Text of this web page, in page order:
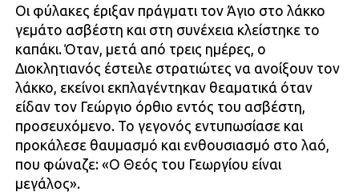
Οι φύλακες έριξαν πράγματι τον Άγιο στο λάκκο
γεμάτο ασβέστη και στη συνέχεια κλείστηκε το
καπάκι. Όταν, μετά από τρεις ημέρες, ο
Διοκλητιανός έστειλε στρατιώτες να ανοίξουν τον
λάκκο, εκείνοι εκπλαγέντηκαν θεαματικά όταν
είδαν τον Γεώργιο όρθιο εντός του ασβέστη,
προσευχόμενο. Το γεγονός εντυπωσίασε και
προκάλεσε θαυμασμό και ενθουσιασμό στο λαό,
που φώναζε: «Ο Θεός του Γεωργίου είναι
μεγάλος».